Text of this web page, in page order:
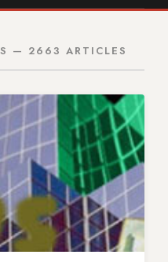
— 2663 ARTICLES